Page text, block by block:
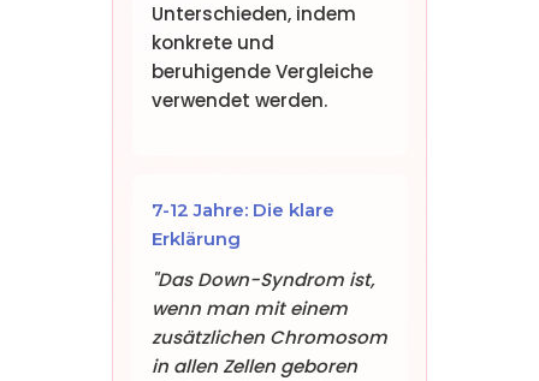
Unterschieden, indem
konkrete und
beruhigende Vergleiche
verwendet werden.
7-12 Jahre: Die klare
Erklärung
"Das Down-Syndrom ist,
wenn man mit einem
zusätzlichen Chromosom
in allen Zellen geboren